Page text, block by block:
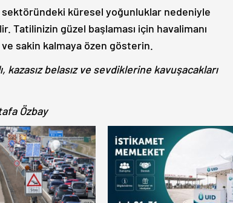
sektöründeki küresel yoğunluklar nedeniyle
Tatilinizin güzel başlaması için havalimanı
sakin kalmaya özen gösterin.
kazasız belasız ve sevdiklerine kavuşacakları
Özbay